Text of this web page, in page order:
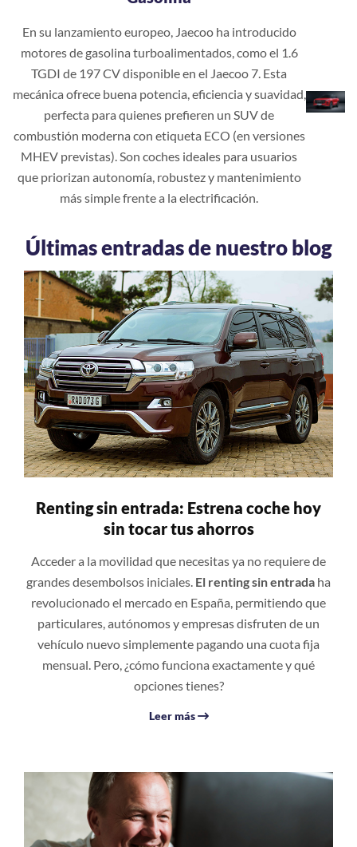
En su lanzamiento europeo, Jaecoo ha introducido
motores de gasolina turboalimentados, como el 1.6
TGDI de 197 CV disponible en el Jaecoo 7. Esta
mecánica ofrece buena potencia, eficiencia y suavidad,
perfecta para quienes prefieren un SUV de
combustión moderna con etiqueta ECO (en versiones
MHEV previstas). Son coches ideales para usuarios
que priorizan autonomía, robustez y mantenimiento
más simple frente a la electrificación.
Últimas entradas de nuestro blog
Renting sin entrada: Estrena coche hoy
sin tocar tus ahorros
Acceder a la movilidad que necesitas ya no requiere de
grandes desembolsos iniciales. El renting sin entrada ha
revolucionado el mercado en España, permitiendo que
particulares, autónomos y empresas disfruten de un
vehículo nuevo simplemente pagando una cuota fija
mensual. Pero, ¿cómo funciona exactamente y qué
opciones tienes?
Leer más